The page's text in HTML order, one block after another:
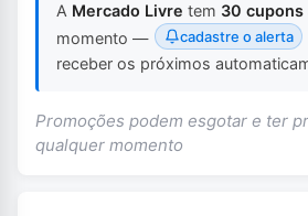
A Mercado Livre tem 30 cupons
momento —
cadastre o alerta
receber os próximos
Promoções podem esgotar e ter
qualquer momento